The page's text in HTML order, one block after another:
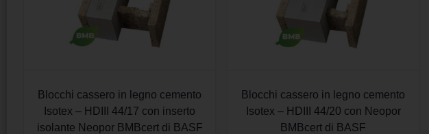
Blocchi cassero in legno cemento
Isotex – HDIII 44/17 con inserto
isolante Neopor BMBcert di BASF
Blocchi cassero in legno cemento
Isotex – HDIII 44/20 con Neopor
BMBcert di BASF